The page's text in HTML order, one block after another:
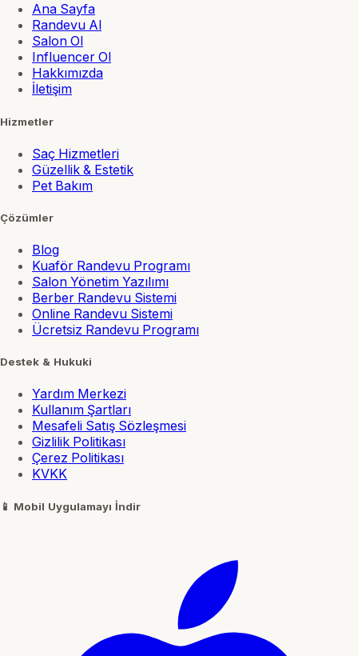
Ana Sayfa
Randevu Al
Salon Ol
Influencer Ol
Hakkımızda
İletişim
Hizmetler
Saç Hizmetleri
Güzellik & Estetik
Pet Bakım
Çözümler
Blog
Kuaför Randevu Programı
Salon Yönetim Yazılımı
Berber Randevu Sistemi
Online Randevu Sistemi
Ücretsiz Randevu Programı
Destek & Hukuki
Yardım Merkezi
Kullanım Şartları
Mesafeli Satış Sözleşmesi
Gizlilik Politikası
Çerez Politikası
KVKK
📱 Mobil Uygulamayı İndir